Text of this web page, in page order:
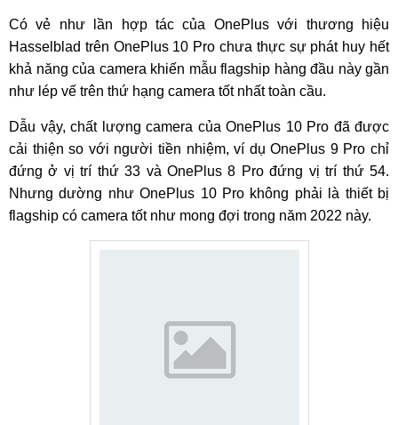
Có vẻ như lần hợp tác của OnePlus với thương hiệu
Hasselblad trên OnePlus 10 Pro chưa thực sự phát huy hết
khả năng của camera khiến mẫu flagship hàng đầu này gần
như lép vế trên thứ hạng camera tốt nhất toàn cầu.
Dẫu vậy, chất lượng camera của OnePlus 10 Pro đã được
cải thiện so với người tiền nhiệm, ví dụ OnePlus 9 Pro chỉ
đứng ở vị trí thứ 33 và OnePlus 8 Pro đứng vị trí thứ 54.
Nhưng dường như OnePlus 10 Pro không phải là thiết bị
flagship có camera tốt như mong đợi trong năm 2022 này.